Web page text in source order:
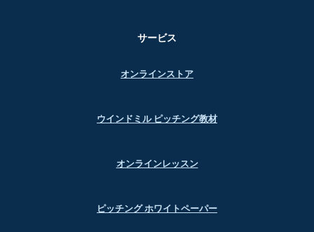
サービス
オンラインストア
ウインドミル ピッチング教材
オンラインレッスン
ピッチング ホワイトペーパー